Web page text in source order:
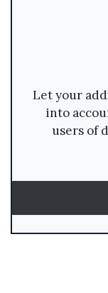
Let your
into
users of